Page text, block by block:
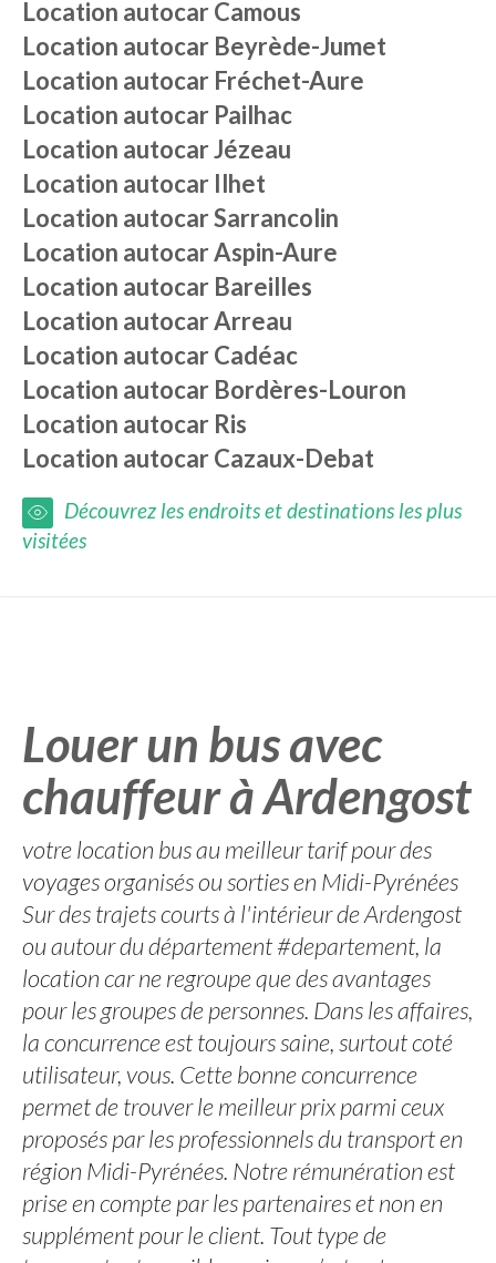
Location autocarCamous
Location autocar Beyrède-Jumet
Location autocar Fréchet-Aure
Location autocar Pailhac
Location autocarJézeau
Location autocar Ilhet
Location autocarSarrancolin
Location autocarAspin-Aure
Location autocar Bareilles
Location autocarArreau
Location autocarCadéac
Location autocar Bordères-Louron
Location autocar Ris
Location autocarCazaux-Debat
Découvrez les endroits et destinations les plus
visitées
Louer un bus avec
chauffeur à Ardengost
votre location bus au meilleur tarif pour des
voyages organisés ou sorties en Midi-Pyrénées
Sur des trajets courts à l'intérieur de Ardengost
ou autour du département #departement, la
location car ne regroupe que des avantages
pour les groupes de personnes. Dans les affaires,
la concurrence est toujours saine, surtout coté
utilisateur, vous. Cette bonne concurrence
permet de trouver le meilleur prix parmi ceux
proposés par les professionnels du transport en
région Midi-Pyrénées. Notre rémunération est
prise en compte par les partenaires et non en
supplément pour le client. Tout type de